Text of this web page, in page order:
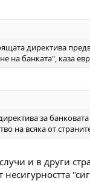
директива
на банката", каза
за
на всяка от
и в други